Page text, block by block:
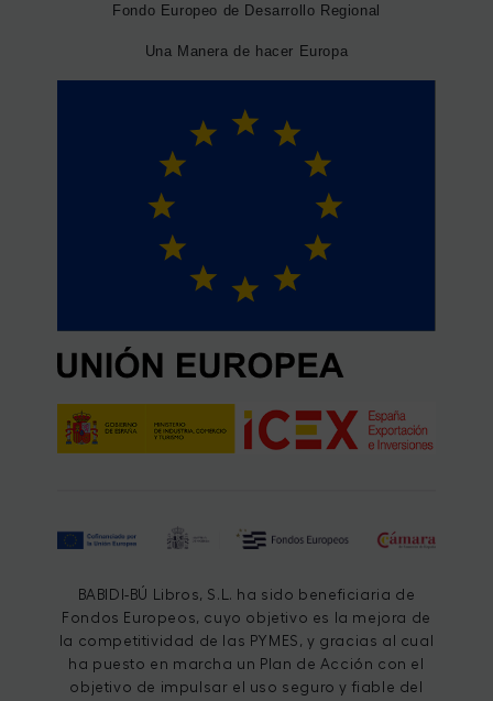
Fondo Europeo de Desarrollo Regional
Una Manera de hacer Europa
BABIDI-BÚ Libros, S.L. ha sido beneficiaria de
Fondos Europeos, cuyo objetivo es la mejora de
la competitividad de las PYMES, y gracias al cual
ha puesto en marcha un Plan de Acción con el
objetivo de impulsar el uso seguro y fiable del